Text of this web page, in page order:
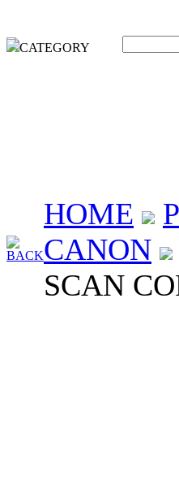
CATEGORY
BACK
HOME
CANON
SCAN